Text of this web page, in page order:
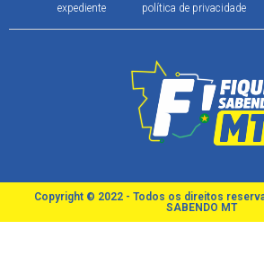
expediente política de privacidade
Copyright © 2022 - Todos os direitos
SABENDO MT